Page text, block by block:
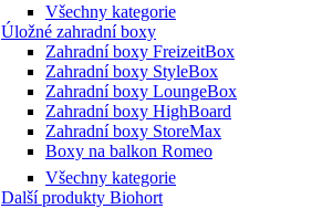
Všechny kategorie
Úložné zahradní boxy
Zahradní boxy FreizeitBox
Zahradní boxy StyleBox
Zahradní boxy LoungeBox
Zahradní boxy HighBoard
Zahradní boxy StoreMax
Boxy na balkon Romeo
Všechny kategorie
Další produkty Biohort